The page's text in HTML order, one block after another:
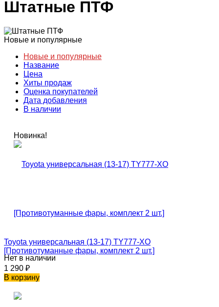
Штатные ПТФ
Новые и популярные
Новые и популярные
Название
Цена
Хиты продаж
Оценка покупателей
Дата добавления
В наличии
Новинка!
Toyota универсальная (13-17) TY777-XO
[Противотуманные фары, комплект 2 шт.]
Нет в наличии
1 290 ₽
В корзину